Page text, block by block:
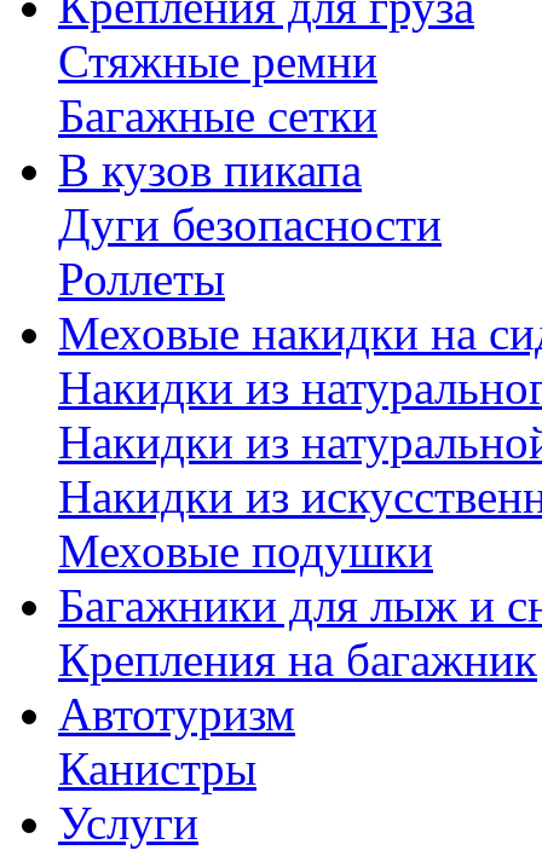
Стяжные ремни
Багажные сетки
В кузов пикапа
Дуги безопасности
Роллеты
Меховые накидки на
Накидки из
Накидки из
Накидки из
Меховые подушки
Багажники для лыж и
Крепления на багажник
Автотуризм
Канистры
Услуги